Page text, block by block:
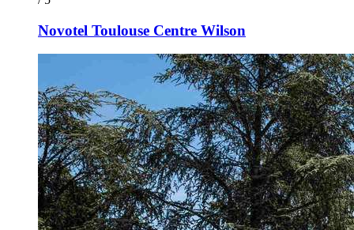
Novotel Toulouse Centre Wilson